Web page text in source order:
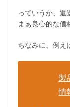
っていうか、返
まぁ良心的な価
ちなみに、例
製
情